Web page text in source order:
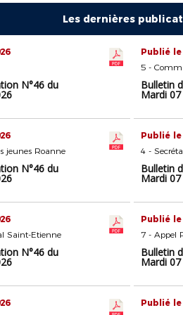
Les dernières
N°46 du
Publié le
Bulletin
Mardi 07
jeunes Roanne
N°46 du
Publié le
4 -
Bulletin
Mardi 07
Saint-Etienne
N°46 du
Publié le
7 - Appel
Bulletin
Mardi 07
Publié le